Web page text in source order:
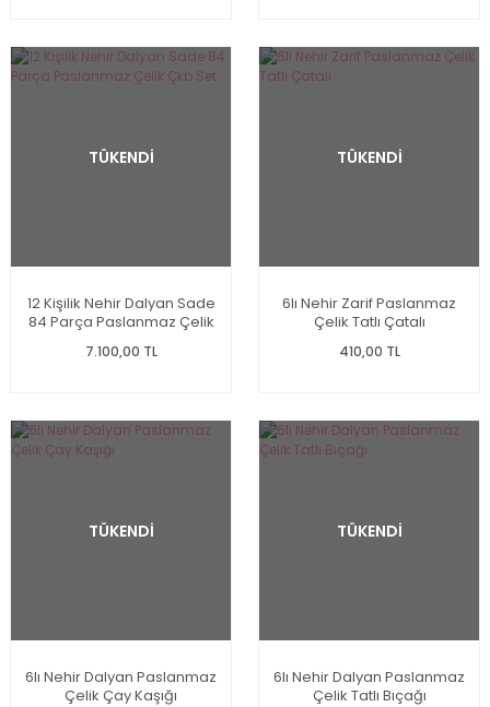
TÜKENDİ
12 Kişilik Nehir Dalyan Sade
84 Parça Paslanmaz Çelik
7.100,00 TL
TÜKENDİ
6lı Nehir Zarif Paslanmaz
Çelik Tatlı Çatalı
410,00 TL
TÜKENDİ
6lı Nehir Dalyan Paslanmaz
Çelik Çay Kaşığı
TÜKENDİ
6lı Nehir Dalyan Paslanmaz
Çelik Tatlı Bıçağı